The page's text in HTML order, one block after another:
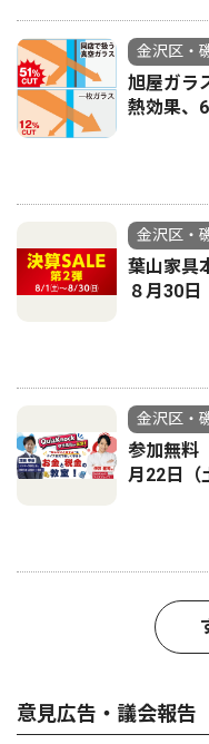
金沢区・
旭屋ガ
熱効果、
金沢区・
葉山家具
８月30日
金沢区・
参加無料
月22日（
意見広告・議会報告